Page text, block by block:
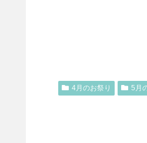
4月のお祭り 5月